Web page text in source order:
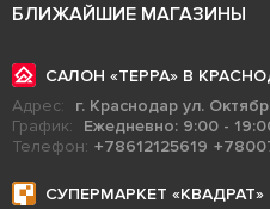
БЛИЖАЙШИЕ МАГАЗИНЫ
САЛОН «ТЕРРА» В
Адрес:
г. Краснодар ул.
График:
Ежедневно: 9:00 -
Телефон: +78612125619
СУПЕРМАРКЕТ